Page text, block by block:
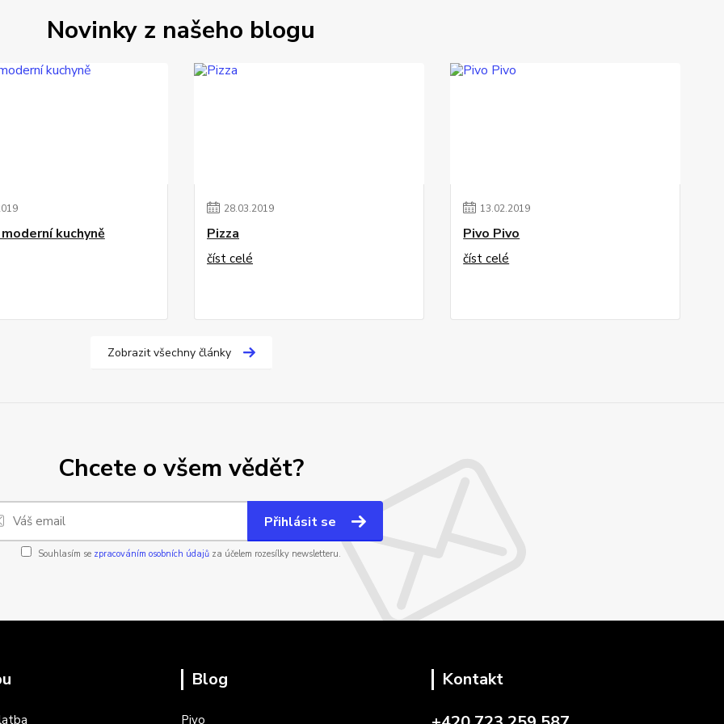
Novinky z našeho blogu
kuchyně
28.03.2019
Pizza
číst celé
13.02.2019
Pivo Pivo
číst celé
Zobrazit všechny články
Chcete o všem vědět?
Přihlásit se
Souhlasím se zpracováním osobních údajů za účelem rozesílky newsletteru.
Blog
Pivo
Kontakt